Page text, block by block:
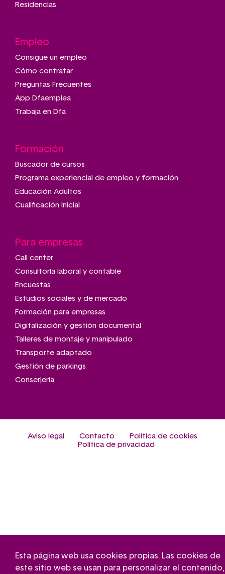
Residencias
Empleo
Consigue un empleo
Cómo contratar
Preguntas Frecuentes
App Dfaemplea
Trabaja en Dfa
Formación
Buscador de cursos
Programa experiencial de empleo y formación
Educación Adultos
Cualificación Inicial
Para empresas
Call center
Consultoría laboral y contable
Encuestas
Estudios sociales y de mercado
Formación para empresas
Digitalización y gestión documental
Talleres de montaje y manipulado
Transporte adaptado
Gestión de parkings
Conserjería
Aviso legal Contacto
Política de cookies
Política de privacidad
Esta página web usa cookies propias. Las cookies de
este sitio web se usan para personalizar el contenido,